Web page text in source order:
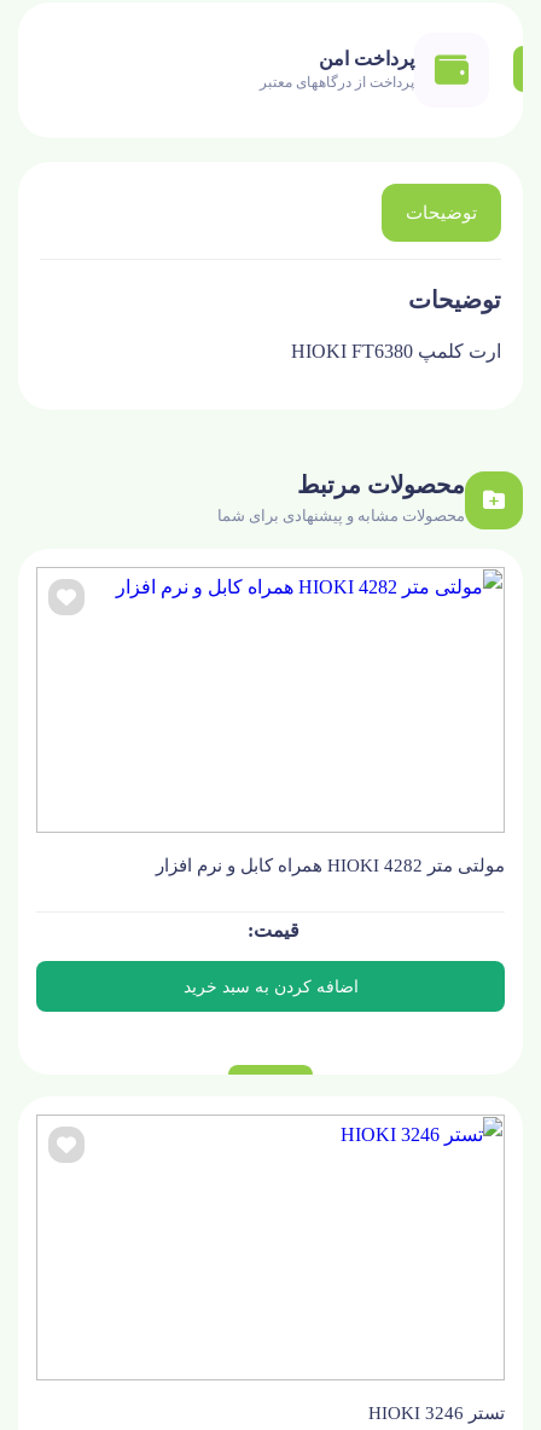
پرداخت امن
پرداخت از درگاههای معتبر
توضیحات
توضیحات
ارت کلمپ HIOKI FT6380
محصولات مرتبط
محصولات مشابه و پیشنهادی برای شما
مولتی متر HIOKI 4282 همراه کابل و نرم افزار
تستر HIOKI 3246